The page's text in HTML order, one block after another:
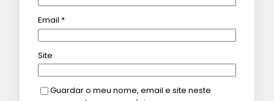
Email *
Site
Guardar o meu nome, email e site neste